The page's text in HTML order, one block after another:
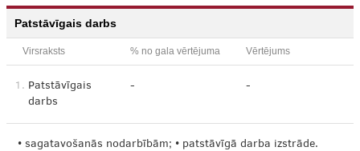
Patstāvīgais darbs
Virsraksts % no gala vērtējuma Vērtējums
1. Patstāvīgais
darbs
- -
• sagatavošanās nodarbībām; • patstāvīgā darba izstrāde.